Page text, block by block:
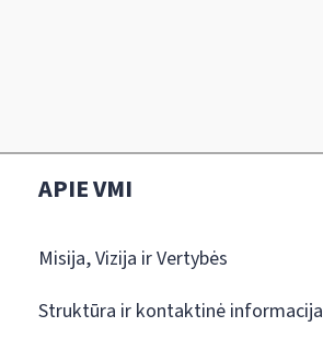
APIE VMI
Misija, Vizija ir Vertybės
Struktūra ir kontaktinė informacija